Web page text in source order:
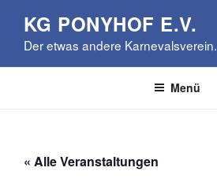
springen
KG PONYHOF E.V.
Der etwas andere Karnevalsverein.
Menü
« Alle Veranstaltungen